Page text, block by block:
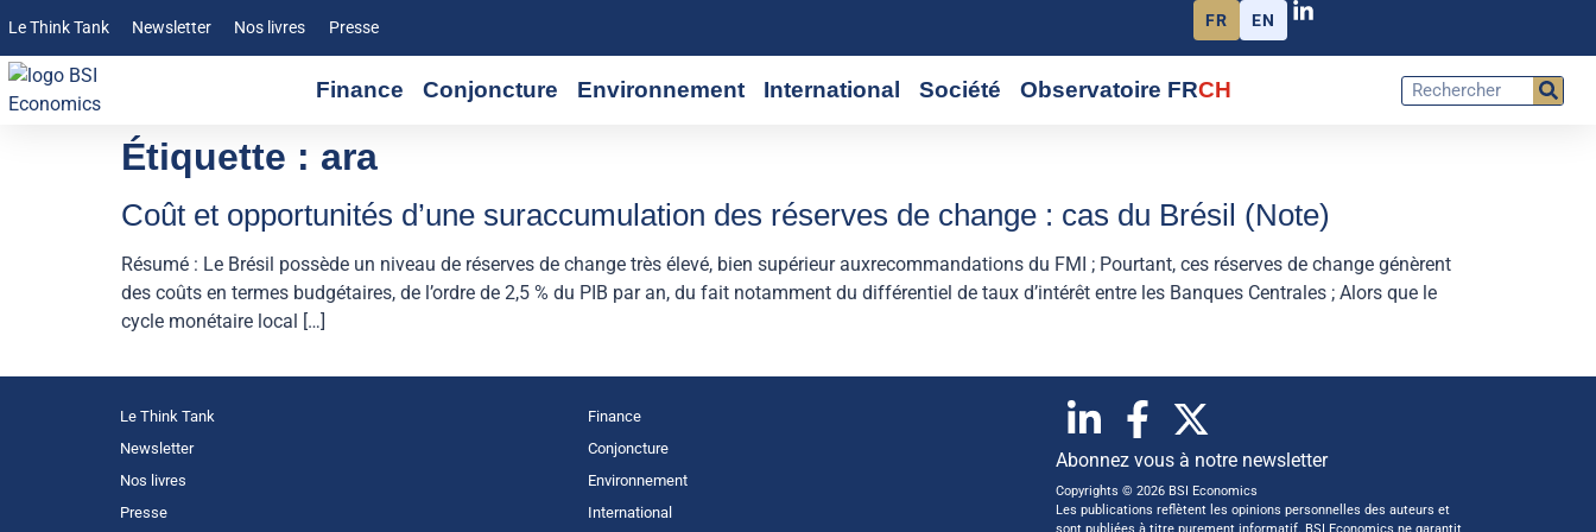
Le Think Tank Newsletter Nos livres Presse FR EN
Finance Conjoncture Environnement International Société Observatoire FRCH
Étiquette : ara
Coût et opportunités d’une suraccumulation des réserves de change : cas du Brésil (Note)
Résumé : Le Brésil possède un niveau de réserves de change très élevé, bien supérieur auxrecommandations du FMI ; Pourtant, ces réserves de change génèrent
des coûts en termes budgétaires, de l’ordre de 2,5 % du PIB par an, du fait notamment du différentiel de taux d’intérêt entre les Banques Centrales ; Alors que le
cycle monétaire local […]
Le Think Tank
Newsletter
Nos livres
Presse
Finance
Conjoncture
Environnement
International
Abonnez vous à notre newsletter
Copyrights © 2026 BSI Economics
Les publications reflètent les opinions personnelles des auteurs et